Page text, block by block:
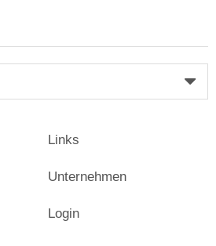
Links
Unternehmen
Login